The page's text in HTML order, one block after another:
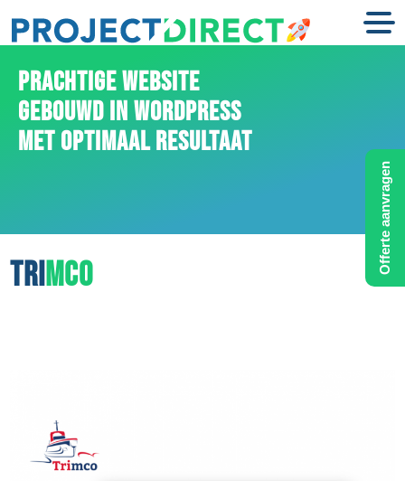
PRACHTIGE WEBSITE
GEBOUWD IN WORDPRESS
MET OPTIMAAL RESULTAAT
TRIMCO
Offerte aanvragen